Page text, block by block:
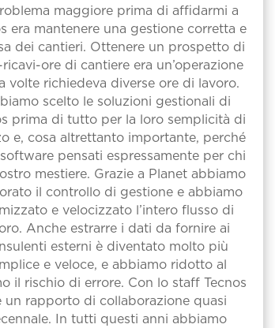
maggiore prima di affidarmi a
era mantenere una gestione corretta e
dei cantieri. Ottenere un prospetto di
ore di cantiere era un’operazione
volte richiedeva diverse ore di lavoro.
scelto le soluzioni gestionali di
prima di tutto per la loro semplicità di
e, cosa altrettanto importante, perché
pensati espressamente per chi
mestiere. Grazie a Planet abbiamo
il controllo di gestione e abbiamo
e velocizzato l’intero flusso di
Anche estrarre i dati da fornire ai
esterni è diventato molto più
e veloce, e abbiamo ridotto al
il rischio di errore. Con lo staff Tecnos
un rapporto di collaborazione quasi
In tutti questi anni abbiamo